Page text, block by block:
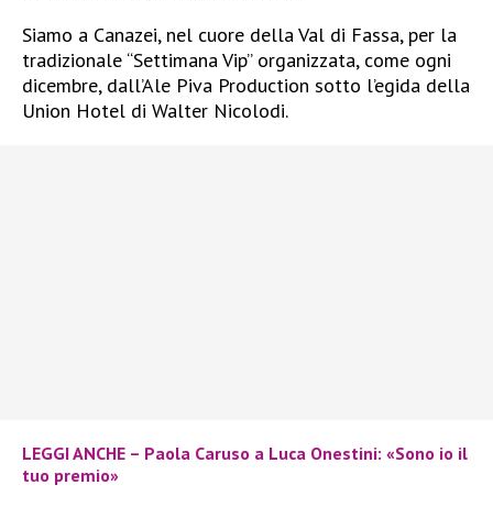
Siamo a Canazei, nel cuore della Val di Fassa, per la
tradizionale “Settimana Vip” organizzata, come ogni
dicembre, dall’Ale Piva Production sotto l’egida della
Union Hotel di Walter Nicolodi.
LEGGI ANCHE – Paola Caruso a Luca Onestini: «Sono io il
tuo premio»